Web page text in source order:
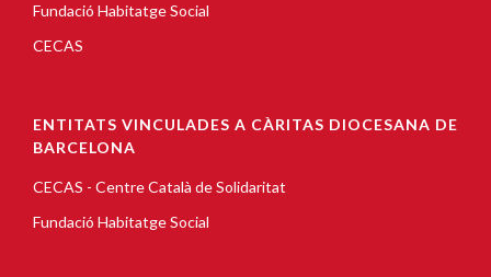
Fundació Habitatge Social
CECAS
ENTITATS VINCULADES A CÀRITAS DIOCESANA DE
BARCELONA
CECAS - Centre Català de Solidaritat
Fundació Habitatge Social